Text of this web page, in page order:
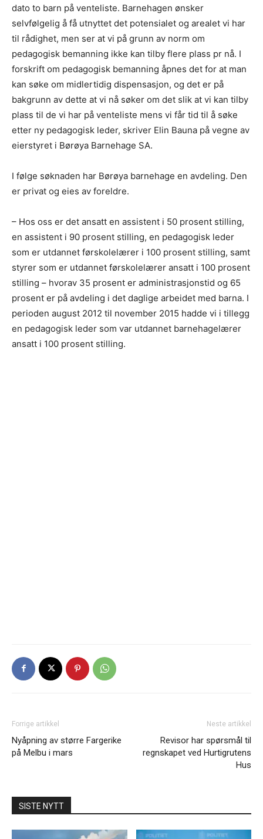
dato to barn på venteliste. Barnehagen ønsker
selvfølgelig å få utnyttet det potensialet og arealet vi har
til rådighet, men ser at vi på grunn av norm om
pedagogisk bemanning ikke kan tilby flere plass pr nå. I
forskrift om pedagogisk bemanning åpnes det for at man
kan søke om midlertidig dispensasjon, og det er på
bakgrunn av dette at vi nå søker om det slik at vi kan tilby
plass til de vi har på venteliste mens vi får tid til å søke
etter ny pedagogisk leder, skriver Elin Bauna på vegne av
eierstyret i Børøya Barnehage SA.
I følge søknaden har Børøya barnehage en avdeling. Den
er privat og eies av foreldre.
– Hos oss er det ansatt en assistent i 50 prosent stilling,
en assistent i 90 prosent stilling, en pedagogisk leder
som er utdannet førskolelærer i 100 prosent stilling, samt
styrer som er utdannet førskolelærer ansatt i 100 prosent
stilling – hvorav 35 prosent er administrasjonstid og 65
prosent er på avdeling i det daglige arbeidet med barna. I
perioden august 2012 til november 2015 hadde vi i tillegg
en pedagogisk leder som var utdannet barnehagelærer
ansatt i 100 prosent stilling.
Forrige artikkel
Nyåpning av større Fargerike
på Melbu i mars
Neste artikkel
Revisor har spørsmål til
regnskapet ved Hurtigrutens
Hus
SISTE NYTT